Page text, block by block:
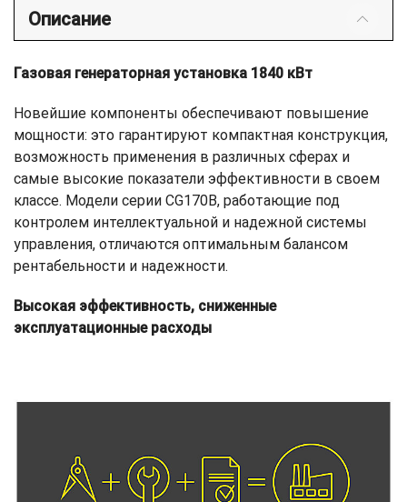
Описание
Газовая генераторная установка 1840 кВт
Новейшие компоненты обеспечивают повышение
мощности: это гарантируют компактная конструкция,
возможность применения в различных сферах и
самые высокие показатели эффективности в своем
классе. Модели серии CG170B, работающие под
контролем интеллектуальной и надежной системы
управления, отличаются оптимальным балансом
рентабельности и надежности.
Высокая эффективность, сниженные
эксплуатационные расходы